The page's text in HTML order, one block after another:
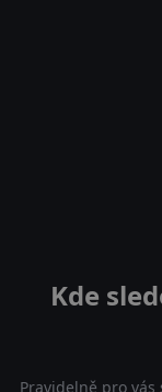
Kde
Pravidelně pro